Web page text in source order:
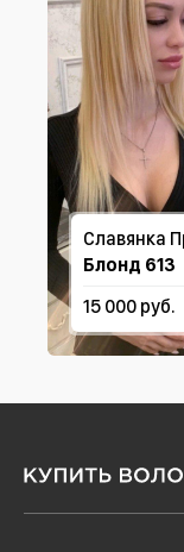
Славянка
Блонд 613
15 000 руб.